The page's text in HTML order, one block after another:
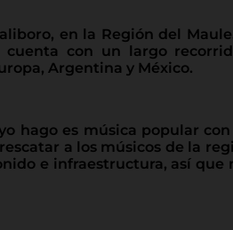
en la Región del
cuenta con un largo
Argentina y México.
hago es música popular
a los músicos de la
e infraestructura, así